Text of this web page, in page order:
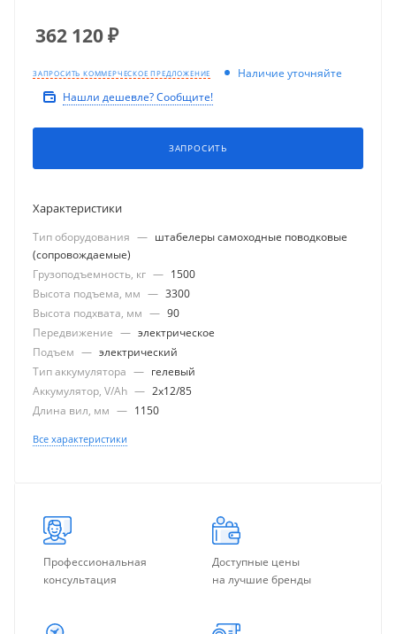
362 120₽
ЗАПРОСИТЬ КОММЕРЧЕСКОЕ ПРЕДЛОЖЕНИЕ
Наличие уточняйте
Нашли дешевле? Сообщите!
ЗАПРОСИТЬ
Характеристики
Тип оборудования — штабелеры самоходные поводковые
(сопровождаемые)
Грузоподъемность, кг — 1500
Высота подъема, мм — 3300
Высота подхвата, мм — 90
Передвижение — электрическое
Подъем — электрический
Тип аккумулятора — гелевый
Аккумулятор, V/Ah — 2x12/85
Длина вил, мм — 1150
Все характеристики
Профессиональная
консультация
Доступные цены
на лучшие бренды